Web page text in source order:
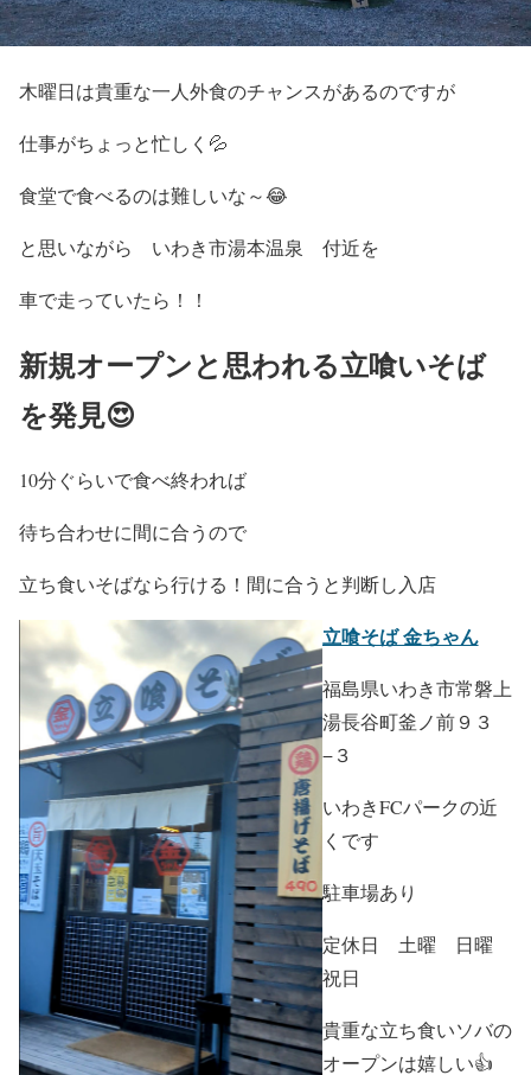
木曜日は貴重な一人外食のチャンスがあるのですが
仕事がちょっと忙しく💦
食堂で食べるのは難しいな～😂
と思いながら いわき市湯本温泉 付近を
車で走っていたら！！
新規オープンと思われる立喰いそば
を発見😍
10分ぐらいで食べ終われば
待ち合わせに間に合うので
立ち食いそばなら行ける！間に合うと判断し入店
立喰そば 金ちゃん
福島県いわき市常磐上
湯長谷町釜ノ前９３
−３
いわきFCパークの近
くです
駐車場あり
定休日 土曜 日曜
祝日
貴重な立ち食いソバの
オープンは嬉しい👍